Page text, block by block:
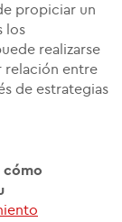
propiciar un
los
realizarse
relación entre
de estrategias
cómo